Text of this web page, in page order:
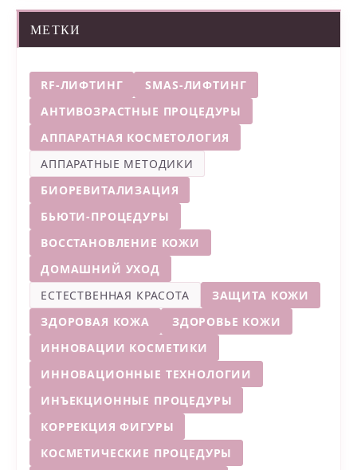
МЕТКИ
RF-ЛИФТИНГ
SMAS-ЛИФТИНГ
АНТИВОЗРАСТНЫЕ ПРОЦЕДУРЫ
АППАРАТНАЯ КОСМЕТОЛОГИЯ
АППАРАТНЫЕ МЕТОДИКИ
БИОРЕВИТАЛИЗАЦИЯ
БЬЮТИ-ПРОЦЕДУРЫ
ВОССТАНОВЛЕНИЕ КОЖИ
ДОМАШНИЙ УХОД
ЕСТЕСТВЕННАЯ КРАСОТА
ЗАЩИТА КОЖИ
ЗДОРОВАЯ КОЖА
ЗДОРОВЬЕ КОЖИ
ИННОВАЦИИ КОСМЕТИКИ
ИННОВАЦИОННЫЕ ТЕХНОЛОГИИ
ИНЪЕКЦИОННЫЕ ПРОЦЕДУРЫ
КОРРЕКЦИЯ ФИГУРЫ
КОСМЕТИЧЕСКИЕ ПРОЦЕДУРЫ